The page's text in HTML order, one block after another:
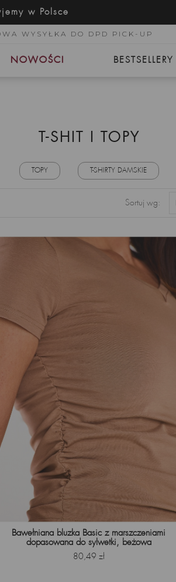
w Polsce
WYSYŁKA DO DPD PICK-UP
NOWOŚCI BESTSELLERY
T-SHIT I TOPY
TOPY T-SHIRTY DAMSKIE
Sortuj wg:
Bawełniana bluzka Basic z marszczeniami
dopasowana do sylwetki, beżowa
Cena
80,49 zł